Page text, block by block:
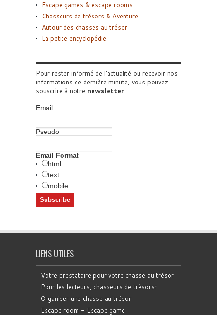
Escape games & escape rooms
Chasseurs de trésors & Aventure
Autour des chasses au trésor
La petite encyclopédie
Pour rester informé de l'actualité ou recevoir nos
informations de dernière minute, vous pouvez
souscrire à notre newsletter.
Email
Pseudo
Email Format
html
text
mobile
LIENS UTILES
Votre prestataire pour votre chasse au trésor
Pour les lecteurs, chasseurs de trésorsr
Organiser une chasse au trésor
Escape room - Escape game